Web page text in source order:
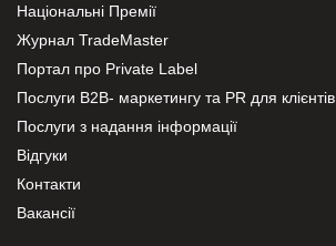
Національні Премії
Журнал TradeMaster
Портал про Private Label
Послуги В2В- маркетингу та PR для клієнтів
Послуги з надання інформації
Відгуки
Контакти
Вакансії